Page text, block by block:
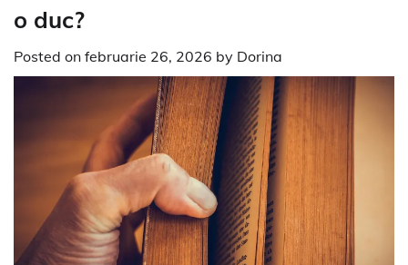
o duc?
Posted on februarie 26, 2026 by Dorina